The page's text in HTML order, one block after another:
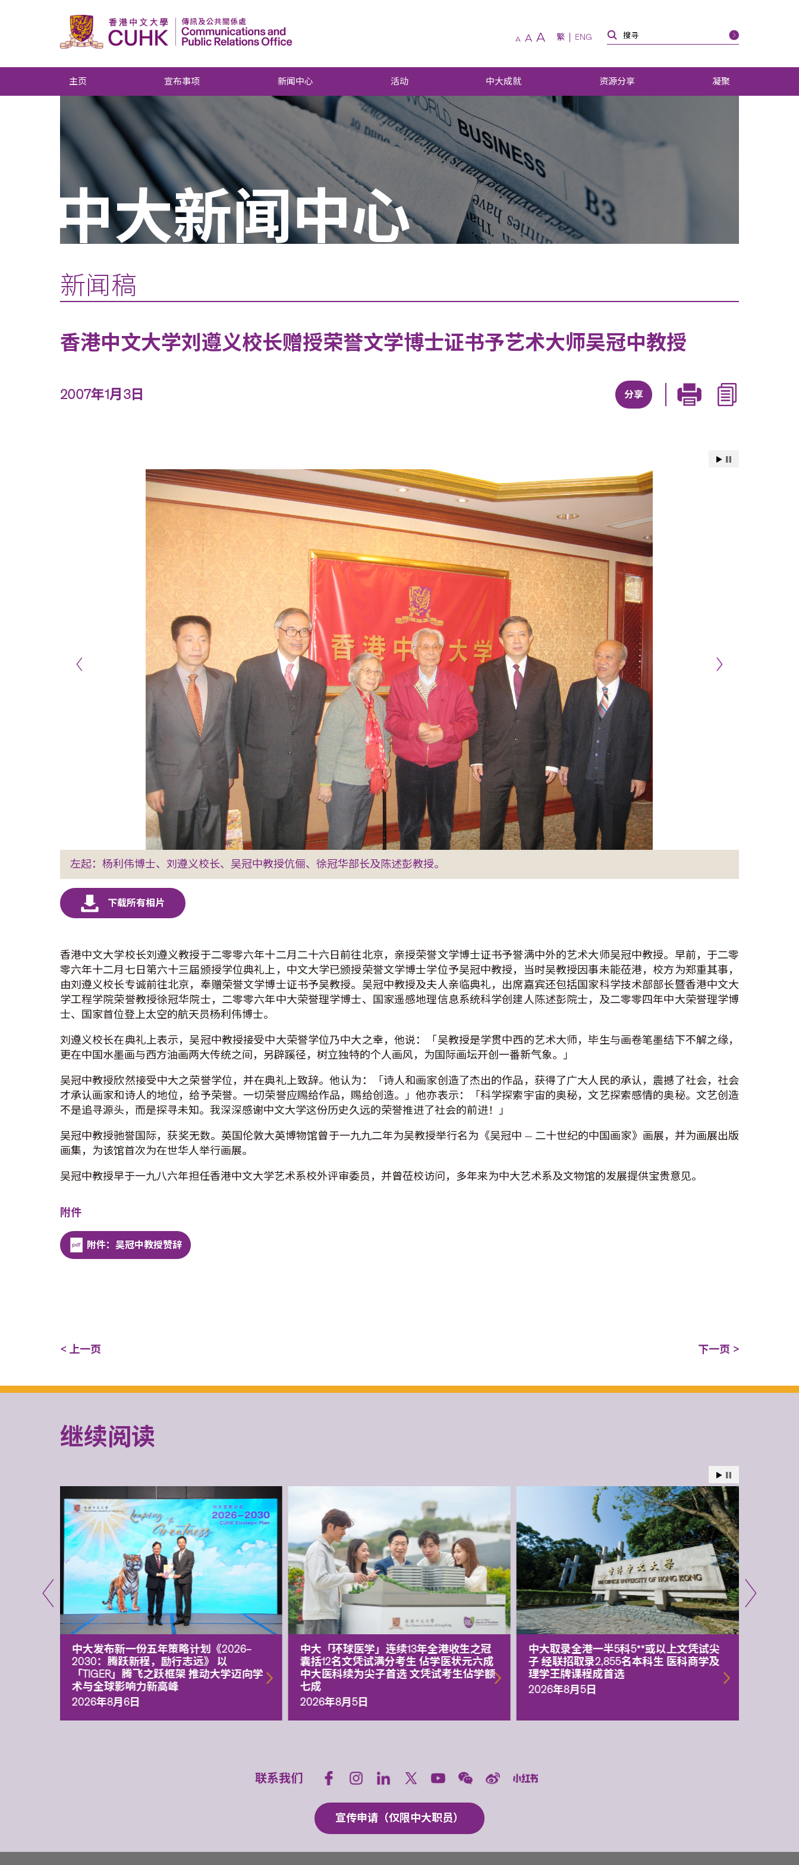
A A A 繁 ENG
主页 宣布事项 新闻中心 活动 中大成就 资源分享 凝聚
中大新闻中心
新闻稿
香港中文大学刘遵义校长赠授荣誉文学博士证书予艺术大师吴冠中教授
2007年1月3日 分享
左起：杨利伟博士、刘遵义校长、吴冠中教授伉俪、徐冠华部长及陈述彭教授。
香港中文大学校长刘遵义教授于二零零六年十二月二十六日前往北京，亲授荣誉文学博士证书予誉满中外的艺术大师吴冠中教授。早前，于二零
零六年十二月七日第六十三届颁授学位典礼上，中文大学已颁授荣誉文学博士学位予吴冠中教授，当时吴教授因事未能莅港，校方为郑重其事，
由刘遵义校长专诚前往北京，奉赠荣誉文学博士证书予吴教授。吴冠中教授及夫人亲临典礼，出席嘉宾还包括国家科学技术部部长暨香港中文大
学工程学院荣誉教授徐冠华院士，二零零六年中大荣誉理学博士、国家遥感地理信息系统科学创建人陈述彭院士，及二零零四年中大荣誉理学博
士、国家首位登上太空的航天员杨利伟博士。
刘遵义校长在典礼上表示，吴冠中教授接受中大荣誉学位乃中大之幸，他说：「吴教授是学贯中西的艺术大师，毕生与画卷笔墨结下不解之缘，
更在中国水墨画与西方油画两大传统之间，另辟蹊径，树立独特的个人画风，为国际画坛开创一番新气象。」
吴冠中教授欣然接受中大之荣誉学位，并在典礼上致辞。他认为：「诗人和画家创造了杰出的作品，获得了广大人民的承认，震撼了社会，社会
才承认画家和诗人的地位，给予荣誉。一切荣誉应赐给作品，赐给创造。」他亦表示：「科学探索宇宙的奥秘，文艺探索感情的奥秘。文艺创造
不是追寻源头，而是探寻未知。我深深感谢中文大学这份历史久远的荣誉推进了社会的前进！」
吴冠中教授驰誉国际，获奖无数。英国伦敦大英博物馆曾于一九九二年为吴教授举行名为《吴冠中 — 二十世纪的中国画家》画展，并为画展出版
画集，为该馆首次为在世华人举行画展。
吴冠中教授早于一九八六年担任香港中文大学艺术系校外评审委员，并曾莅校访问，多年来为中大艺术系及文物馆的发展提供宝贵意见。
附件
附件：吴冠中教授赞辞
< 上一页 下一页 >
继续阅读
中大发布新一份五年策略计划《2026‒
2030：腾跃新程，励行志远》 以
「TIGER」腾飞之跃框架 推动大学迈向学
术与全球影响力新高峰
2026年8月6日
中大「环球医学」连续13年全港收生之冠
囊括12名文凭试满分考生 佔学医状元六成
中大医科续为尖子首选 文凭试考生佔学额
七成
2026年8月5日
中大取录全港一半5科5**或以上文凭试尖
子 经联招取录2,855名本科生 医科商学及
理学王牌课程成首选
2026年8月5日
联系我们
宣传申请（仅限中大职员）